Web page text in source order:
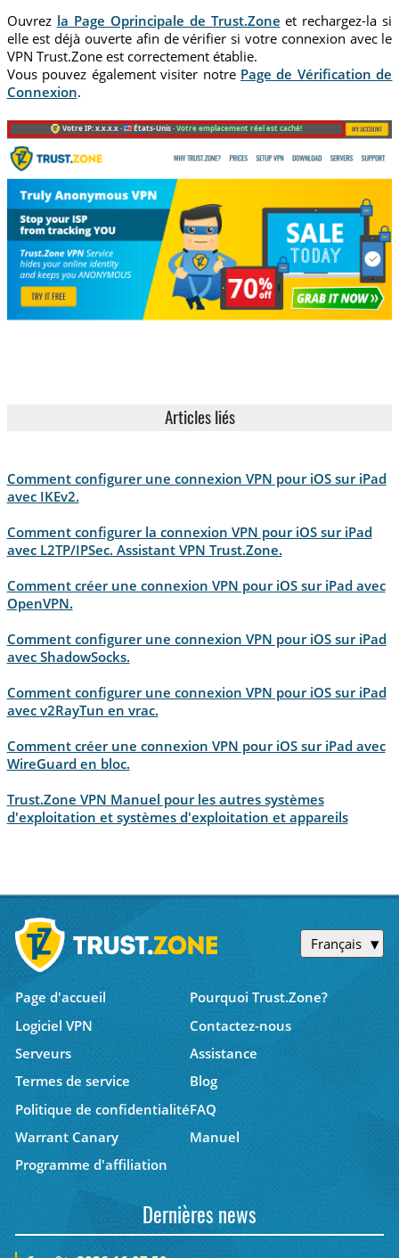
Ouvrez la Page Oprincipale de Trust.Zone et rechargez-la si
elle est déjà ouverte afin de vérifier si votre connexion avec le
VPN Trust.Zone est correctement établie.
Vous pouvez également visiter notre Page de Vérification de
Connexion.
Votre IP: x.x.x.x · États-Unis ·Votre emplacement réel est caché!
Articles liés
Comment configurer une connexion VPN pour iOS sur iPad
avec IKEv2.
Comment configurer la connexion VPN pour iOS sur iPad
avec L2TP/IPSec. Assistant VPN Trust.Zone.
Comment créer une connexion VPN pour iOS sur iPad avec
OpenVPN.
Comment configurer une connexion VPN pour iOS sur iPad
avec ShadowSocks.
Comment configurer une connexion VPN pour iOS sur iPad
avec v2RayTun en vrac.
Comment créer une connexion VPN pour iOS sur iPad avec
WireGuard en bloc.
Trust.Zone VPN Manuel pour les autres systèmes
d'exploitation et systèmes d'exploitation et appareils
Français
Page d'accueil
Pourquoi Trust.Zone?
Logiciel VPN
Contactez-nous
Serveurs
Assistance
Termes de service
Blog
Politique de confidentialitéFAQ
Warrant Canary
Manuel
Programme d'affiliation
Dernières news